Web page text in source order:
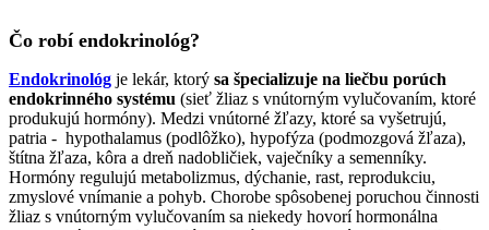
Čo robí endokrinológ?
Endokrinológ je lekár, ktorý sa špecializuje na liečbu porúch
endokrinného systému (sieť žliaz s vnútorným vylučovaním, ktoré
produkujú hormóny). Medzi vnútorné žľazy, ktoré sa vyšetrujú,
patria - hypothalamus (podlôžko), hypofýza (podmozgová žľaza),
štítna žľaza, kôra a dreň nadobličiek, vaječníky a semenníky.
Hormóny regulujú metabolizmus, dýchanie, rast, reprodukciu,
zmyslové vnímanie a pohyb. Chorobe spôsobenej poruchou činnosti
žliaz s vnútorným vylučovaním sa niekedy hovorí hormonálna